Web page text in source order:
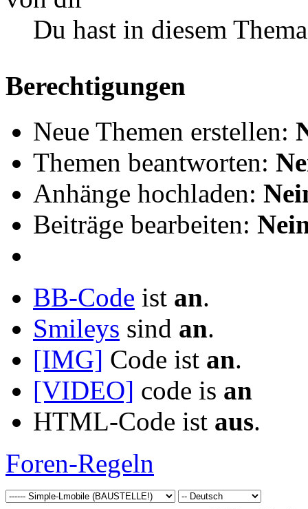
Du hast in diesem
Berechtigungen
Neue Themen erstellen:
Themen beantworten:
Anhänge hochladen:
Beiträge bearbeiten:
BB-Code ist an.
Smileys sind an.
[IMG] Code ist an.
[VIDEO] code is an
HTML-Code ist aus.
Foren-Regeln